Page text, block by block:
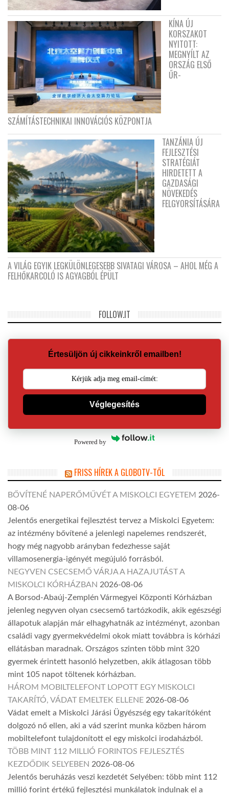
KÍNA ÚJ
KORSZAKOT
NYITOTT:
MEGNYÍLT AZ
ORSZÁG ELSŐ
ŰR-
SZÁMÍTÁSTECHNIKAI INNOVÁCIÓS KÖZPONTJA
TANZÁNIA ÚJ
FEJLESZTÉSI
STRATÉGIÁT
HIRDETETT A
GAZDASÁGI
NÖVEKEDÉS
FELGYORSÍTÁSÁRA
A VILÁG EGYIK LEGKÜLÖNLEGESEBB SIVATAGI VÁROSA – AHOL MÉG A
FELHŐKARCOLÓ IS AGYAGBÓL ÉPÜLT
FOLLOW.IT
Értesüljön új cikkeinkről emailben!
Véglegesítés
Powered by
FRISS HÍREK A GLOBOTV-TŐL
BŐVÍTENÉ NAPERŐMŰVÉT A MISKOLCI EGYETEM 2026-
08-06
Jelentős energetikai fejlesztést tervez a Miskolci Egyetem:
az intézmény bővítené a jelenlegi napelemes rendszerét,
hogy még nagyobb arányban fedezhesse saját
villamosenergia-igényét megújuló forrásból.
NEGYVEN CSECSEMŐ VÁRJA A HAZAJUTÁST A
MISKOLCI KÓRHÁZBAN 2026-08-06
A Borsod-Abaúj-Zemplén Vármegyei Központi Kórházban
jelenleg negyven olyan csecsemő tartózkodik, akik egészségi
állapotuk alapján már elhagyhatnák az intézményt, azonban
családi vagy gyermekvédelmi okok miatt továbbra is kórházi
ellátásban maradnak. Országos szinten több mint 320
gyermek érintett hasonló helyzetben, akik átlagosan több
mint 105 napot töltenek kórházban.
HÁROM MOBILTELEFONT LOPOTT EGY MISKOLCI
TAKARÍTÓ, VÁDAT EMELTEK ELLENE 2026-08-06
Vádat emelt a Miskolci Járási Ügyészség egy takarítóként
dolgozó nő ellen, aki a vád szerint munka közben három
mobiltelefont tulajdonított el egy miskolci irodaházból.
TÖBB MINT 112 MILLIÓ FORINTOS FEJLESZTÉS
KEZDŐDIK SELYEBEN 2026-08-06
Jelentős beruházás veszi kezdetét Selyében: több mint 112
millió forint értékű fejlesztési munkálatok indulnak el a